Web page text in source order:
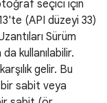
seçici için
(API düzeyi 33)
Sürüm
kullanılabilir.
gelir. Bu
sabit veya